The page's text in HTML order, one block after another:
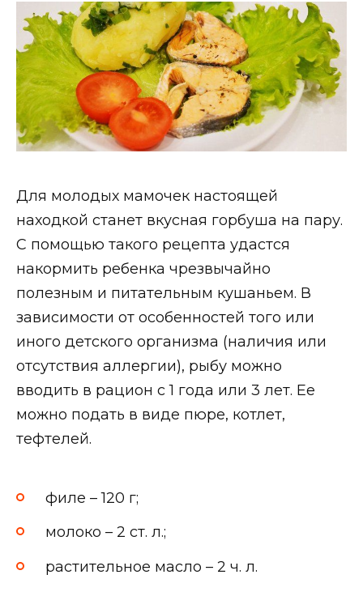
Для молодых мамочек настоящей
находкой станет вкусная горбуша на пару.
С помощью такого рецепта удастся
накормить ребенка чрезвычайно
полезным и питательным кушаньем. В
зависимости от особенностей того или
иного детского организма (наличия или
отсутствия аллергии), рыбу можно
вводить в рацион с 1 года или 3 лет. Ее
можно подать в виде пюре, котлет,
тефтелей.
филе – 120 г;
молоко – 2 ст. л.;
растительное масло – 2 ч. л.